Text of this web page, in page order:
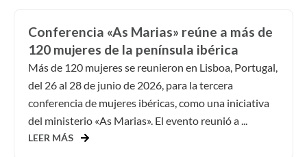
Conferencia «As Marias» reúne a más de
120 mujeres de la península ibérica
Más de 120 mujeres se reunieron en Lisboa, Portugal,
del 26 al 28 de junio de 2026, para la tercera
conferencia de mujeres ibéricas, como una iniciativa
del ministerio «As Marias». El evento reunió a ...
LEER MÁS